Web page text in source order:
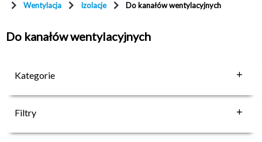
Wentylacja
Izolacje Do kanałów wentylacyjnych
Do kanałów wentylacyjnych
Kategorie
Filtry